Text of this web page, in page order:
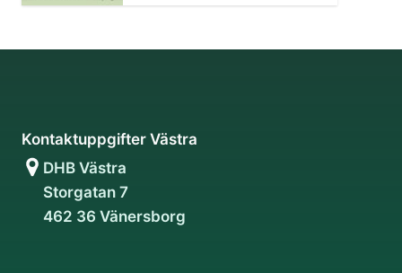
Kontaktuppgifter Västra
DHB Västra
Storgatan 7
462 36 Vänersborg